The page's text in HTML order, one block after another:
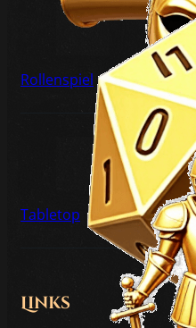
Rollenspiel
Tabletop
Links